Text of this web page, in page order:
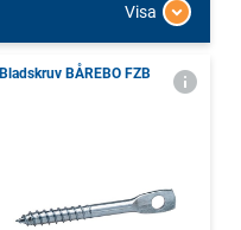
Visa
Bladskruv BÅREBO FZB